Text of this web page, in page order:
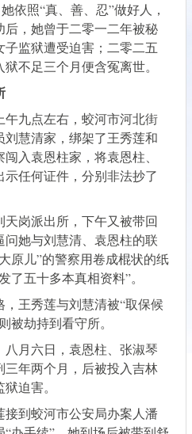
依照“真、善、忍”做好人，
，她曾于二零一二年被秘
监狱遭受迫害；二零二五
不足三个月便含冤离世。
九点左右，蛟河市河北街
慧清家，绑架了王秀莲和
入袁恩柱家，将袁恩柱、
任何证件，分别非法抄了
岗派出所，下午又被带回
她与刘慧清、袁恩柱的联
原儿”的警察用卷成棍状的纸
了五十多本真相资料”。
王秀莲与刘慧清被“取保候
被劫持到看守所。
月六日，袁恩柱、张淑琴
年两个月，后被投入吉林
迫害。
到蛟河市公安局办案人潘